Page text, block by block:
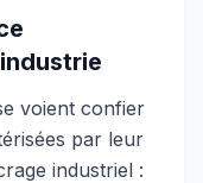
voient confier
par leur
industriel :